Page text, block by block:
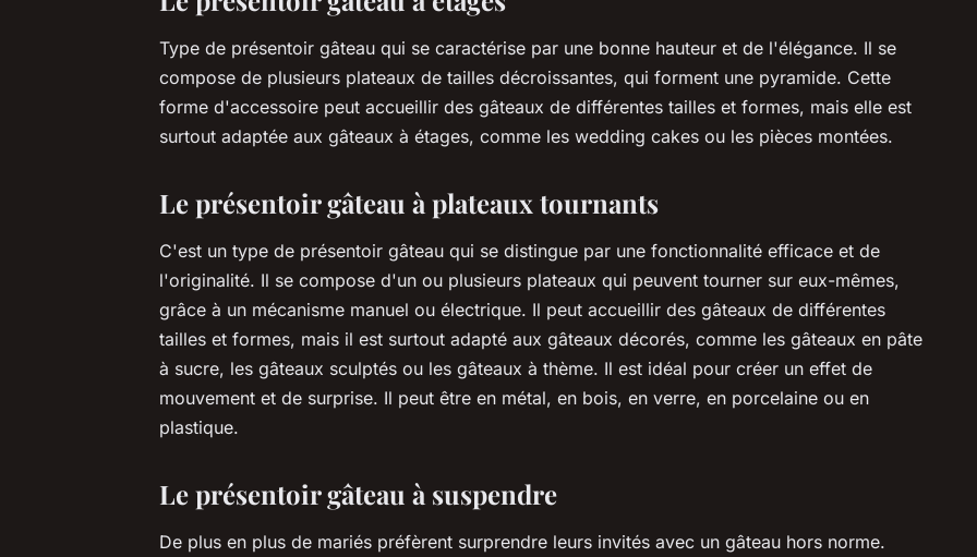
Type de présentoir gâteau qui se caractérise par une bonne hauteur et de l'élégance. Il se
compose de plusieurs plateaux de tailles décroissantes, qui forment une pyramide. Cette
forme d'accessoire peut accueillir des gâteaux de différentes tailles et formes, mais elle est
surtout adaptée aux gâteaux à étages, comme les wedding cakes ou les pièces montées.
Le présentoir gâteau à plateaux tournants
C'est un type de présentoir gâteau qui se distingue par une fonctionnalité efficace et de
l'originalité. Il se compose d'un ou plusieurs plateaux qui peuvent tourner sur eux-mêmes,
grâce à un mécanisme manuel ou électrique. Il peut accueillir des gâteaux de différentes
tailles et formes, mais il est surtout adapté aux gâteaux décorés, comme les gâteaux en pâte
à sucre, les gâteaux sculptés ou les gâteaux à thème. Il est idéal pour créer un effet de
mouvement et de surprise. Il peut être en métal, en bois, en verre, en porcelaine ou en
plastique.
Le présentoir gâteau à suspendre
De plus en plus de mariés préfèrent surprendre leurs invités avec un gâteau hors norme.